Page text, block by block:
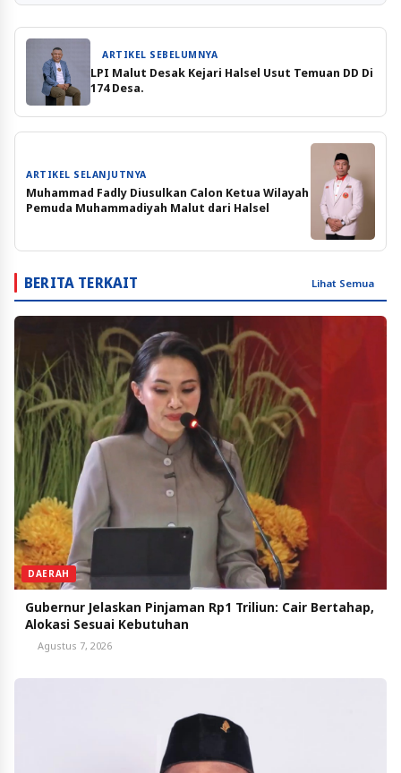
ARTIKEL SEBELUMNYA
LPI Malut Desak Kejari Halsel Usut Temuan DD Di
174 Desa.
ARTIKEL SELANJUTNYA
Muhammad Fadly Diusulkan Calon Ketua Wilayah
Pemuda Muhammadiyah Malut dari Halsel
BERITA TERKAIT Lihat Semua
DAERAH
Gubernur Jelaskan Pinjaman Rp1 Triliun: Cair Bertahap,
Alokasi Sesuai Kebutuhan
Agustus 7, 2026